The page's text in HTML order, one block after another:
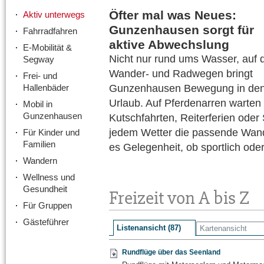
Öfter mal was Neues:
Gunzenhausen sorgt für
aktive Abwechslung
Nicht nur rund ums Wasser, auf
Wander- und Radwegen bringt
Gunzenhausen Bewegung in
Urlaub. Auf Pferdenarren warten
Kutschfahrten, Reiterferien oder
jedem Wetter die passende
es Gelegenheit, ob sportlich
Freizeit von A bis Z
Listenansicht (87) Kartenansicht
Rundflüge über das Seenland
Aktiv unterwegs
Fahrradfahren
E-Mobilität &
Segway
Frei- und
Hallenbäder
Mobil in
Gunzenhausen
Für Kinder und
Familien
Wandern
Wellness und
Gesundheit
Für Gruppen
Gästeführer